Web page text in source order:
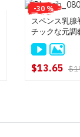
-30 %
スペンス乳腺
チックな元調
オ
$13.65